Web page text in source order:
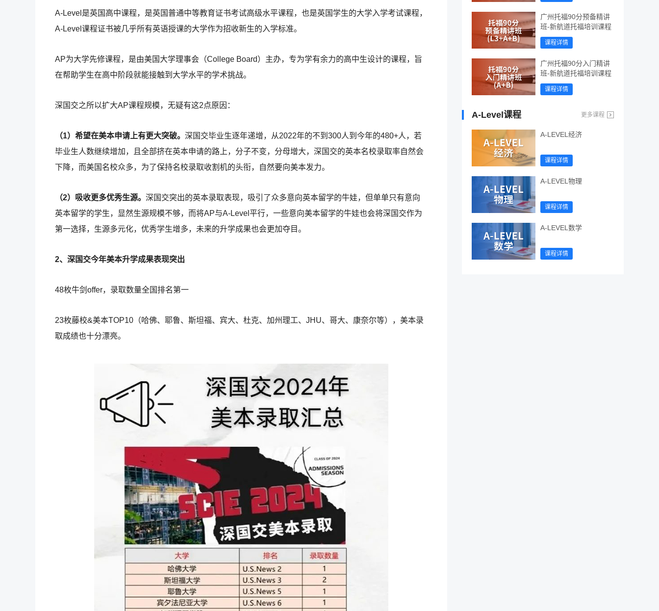
A-Level是英国高中课程，是英国普通中等教育证书考试高级水平课程，也是英国学生的大学入学考试课程，
A-Level课程证书被几乎所有英语授课的大学作为招收新生的入学标准。
AP为大学先修课程，是由美国大学理事会（College Board）主办，专为学有余力的高中生设计的课程，旨
在帮助学生在高中阶段就能接触到大学水平的学术挑战。
深国交之所以扩大AP课程规模，无疑有这2点原因：
（1）希望在美本申请上有更大突破。 深国交毕业生逐年递增，从2022年的不到300人到今年的480+人，若
毕业生人数继续增加，且全部挤在英本申请的路上，分子不变，分母增大，深国交的英本名校录取率自然会
下降，而美国名校众多，为了保持名校录取收割机的头衔，自然要向美本发力。
（2）吸收更多优秀生源。 深国交突出的英本录取表现，吸引了众多意向英本留学的牛娃，但单单只有意向
英本留学的学生，显然生源规模不够，而将AP与A-Level平行，一些意向美本留学的牛娃也会将深国交作为
第一选择，生源多元化，优秀学生增多，未来的升学成果也会更加夺目。
2、深国交今年美本升学成果表现突出
48枚牛剑offer，录取数量全国排名第一
23枚藤校&美本TOP10（哈佛、耶鲁、斯坦福、宾大、杜克、加州理工、JHU、哥大、康奈尔等），美本录
取成绩也十分漂亮。
广州托福90分预备精讲
班-新航道托福培训课程
课程详情
广州托福90分入门精讲
班-新航道托福培训课程
课程详情
A-Level课程 更多课程
A-LEVEL经济
课程详情
A-LEVEL物理
课程详情
A-LEVEL数学
课程详情